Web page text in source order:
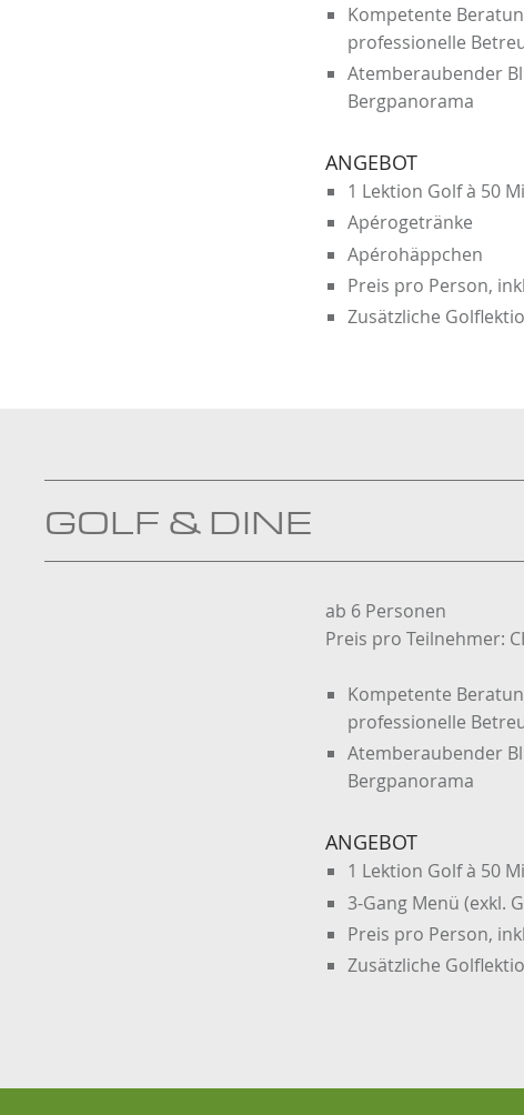
Kompetente
professionelle
Atemberaubender
Bergpanorama
ANGEBOT
1 Lektion Golf à 50
Apérogetränke
Apérohäppchen
Preis pro Person,
Zusätzliche
GOLF & DINE
ab 6 Personen
Preis pro Teilnehmer:
Kompetente
professionelle
Atemberaubender
Bergpanorama
ANGEBOT
1 Lektion Golf à 50
3-Gang Menü (exkl.
Preis pro Person,
Zusätzliche